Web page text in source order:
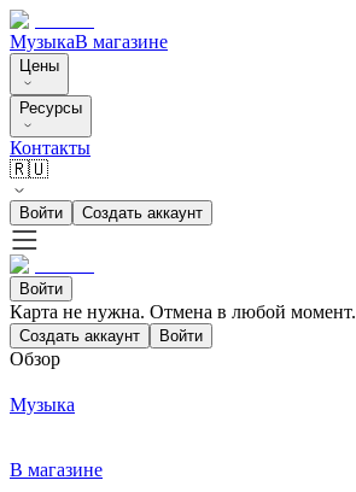
МузыкаВ магазине
Цены
Ресурсы
Контакты
🇷🇺
Войти Создать аккаунт
Войти
Карта не нужна. Отмена в любой момент.
Создать аккаунт Войти
Обзор
Музыка
В магазине